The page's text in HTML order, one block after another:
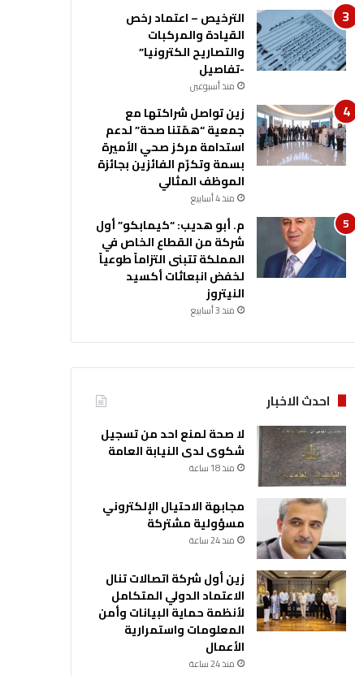
الترخيص – اعتماد رخص
القيادة والمركبات
والتصاريح الكترونيا”
-تفاصيل
منذ أسبوعين
زين تواصل شراكتها مع
جمعية “همّتنا صحة” لدعم
استدامة مركز صحي الأميرة
بسمة وتكرّم الفائزين بجائزة
الموظف المثالي
منذ 4 أسابيع
م. أبو هديب: “كيمابكو” أول
شركة من القطاع الخاص في
المملكة تتبنى التزاماً طوعياً
لخفض انبعاثات أكسيد
النيتروز
منذ 3 أسابيع
احدث الاخبار
لا صحة لمنع احد من تسجيل
شكوى لدى النيابة العامة
منذ 18 ساعة
مجابهة الاحتيال الإلكتروني
مسؤولية مشتركة
منذ 24 ساعة
زين أول شركة اتصالات تنال
الاعتماد الدولي المتكامل
لأنظمة حماية البيانات وأمن
المعلومات واستمرارية
الأعمال
منذ 24 ساعة